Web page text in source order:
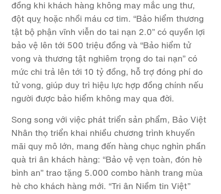
đồng khi khách hàng không may mắc ung thư,
đột quỵ hoặc nhồi máu cơ tim. “Bảo hiểm thương
tật bộ phận vĩnh viễn do tai nạn 2.0” có quyền lợi
bảo vệ lên tới 500 triệu đồng và “Bảo hiểm tử
vong và thương tật nghiêm trọng do tai nạn” có
mức chi trả lên tới 10 tỷ đồng, hỗ trợ đóng phí do
tử vong, giúp duy trì hiệu lực hợp đồng chính nếu
người được bảo hiểm không may qua đời.
Song song với việc phát triển sản phẩm, Bảo Việt
Nhân thọ triển khai nhiều chương trình khuyến
mãi quy mô lớn, mang đến hàng chục nghìn phần
quà tri ân khách hàng: “Bảo vệ vẹn toàn, đón hè
bình an” trao tặng 5.000 combo hành trang mùa
hè cho khách hàng mới. “Tri ân Niềm tin Việt”